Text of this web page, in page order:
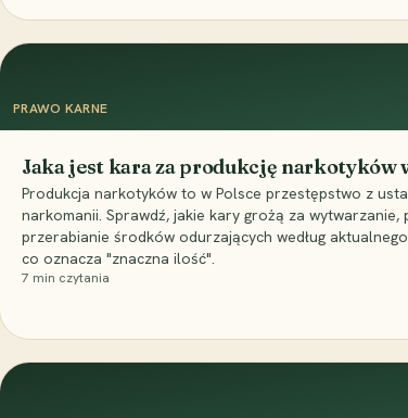
PRAWO KARNE
Jaka jest kara za produkcję narkotyków
Produkcja narkotyków to w Polsce przestępstwo z
narkomanii. Sprawdź, jakie kary grożą za wytwarzanie,
przerabianie środków odurzających według
co oznacza "znaczna ilość".
7 min czytania